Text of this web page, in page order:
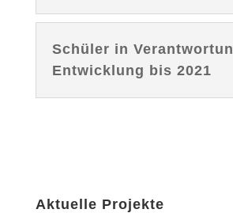
Schüler in
Entwicklung bis 2021
Aktuelle Projekte